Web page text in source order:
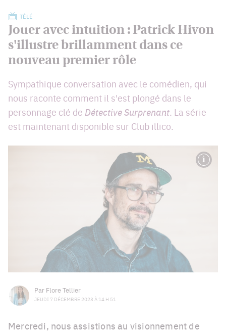
TÉLÉ
Jouer avec intuition : Patrick Hivon
s'illustre brillamment dans ce
nouveau premier rôle
Sympathique conversation avec le comédien, qui
nous raconte comment il s'est plongé dans le
personnage clé de Détective Surprenant. La série
est maintenant disponible sur Club illico.
Par Flore Tellier
JEUDI 7 DÉCEMBRE 2023 À 14 H 51
Mercredi, nous assistions au visionnement de